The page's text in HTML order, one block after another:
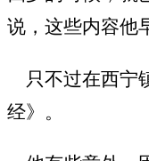
说，这些内容他
只不过在西宁
经》。